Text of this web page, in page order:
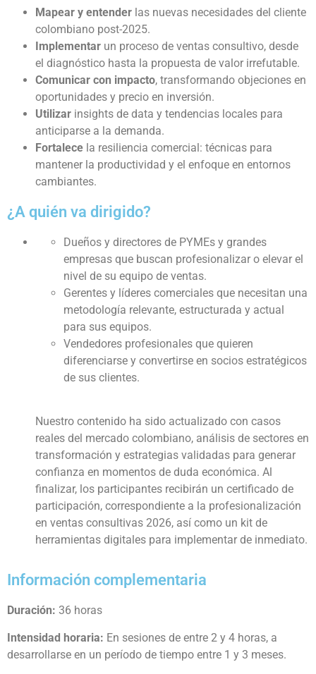
Mapear y entender las nuevas necesidades del cliente
colombiano post-2025.
Implementar un proceso de ventas consultivo, desde
el diagnóstico hasta la propuesta de valor irrefutable.
Comunicar con impacto, transformando objeciones en
oportunidades y precio en inversión.
Utilizar insights de data y tendencias locales para
anticiparse a la demanda.
Fortalece la resiliencia comercial: técnicas para
mantener la productividad y el enfoque en entornos
cambiantes.
¿A quién va dirigido?
Dueños y directores de PYMEs y grandes
empresas que buscan profesionalizar o elevar el
nivel de su equipo de ventas.
Gerentes y líderes comerciales que necesitan una
metodología relevante, estructurada y actual
para sus equipos.
Vendedores profesionales que quieren
diferenciarse y convertirse en socios estratégicos
de sus clientes.
Nuestro contenido ha sido actualizado con casos
reales del mercado colombiano, análisis de sectores en
transformación y estrategias validadas para generar
confianza en momentos de duda económica. Al
finalizar, los participantes recibirán un certificado de
participación, correspondiente a la profesionalización
en ventas consultivas 2026, así como un kit de
herramientas digitales para implementar de inmediato.
Información complementaria
Duración: 36 horas
Intensidad horaria: En sesiones de entre 2 y 4 horas, a
desarrollarse en un período de tiempo entre 1 y 3 meses.